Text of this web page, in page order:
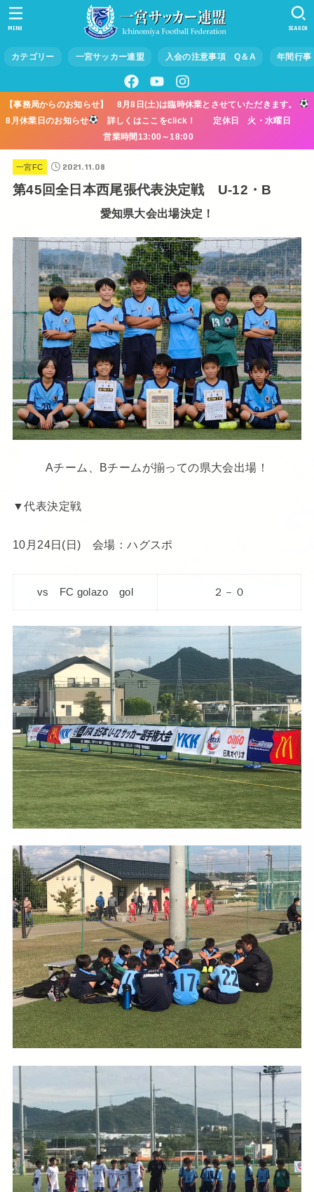
カテゴリー 一宮サッカー連盟 入会の注意事項 Q＆A 年間行事
SEARCH
MENU
【事務局からのお知らせ】 8月8日(土)は臨時休業とさせていただきます。
8月休業日のお知らせ
詳しくはここをclick！ 定休日 火・水曜日
営業時間13:00～18:00
一宮FC 2021.11.08
第45回全日本西尾張代表決定戦 U-12・B
愛知県大会出場決定！
Aチーム、Bチームが揃っての県大会出場！
▼代表決定戦
10月24日(日) 会場：ハグスポ
vs FC golazo gol ２－０